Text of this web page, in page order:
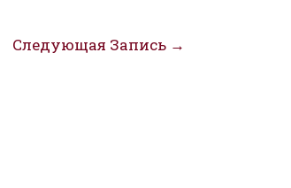
Следующая Запись →